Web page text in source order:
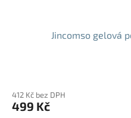
Jincomso gelová
produktu
je
412 Kč bez DPH
499 Kč